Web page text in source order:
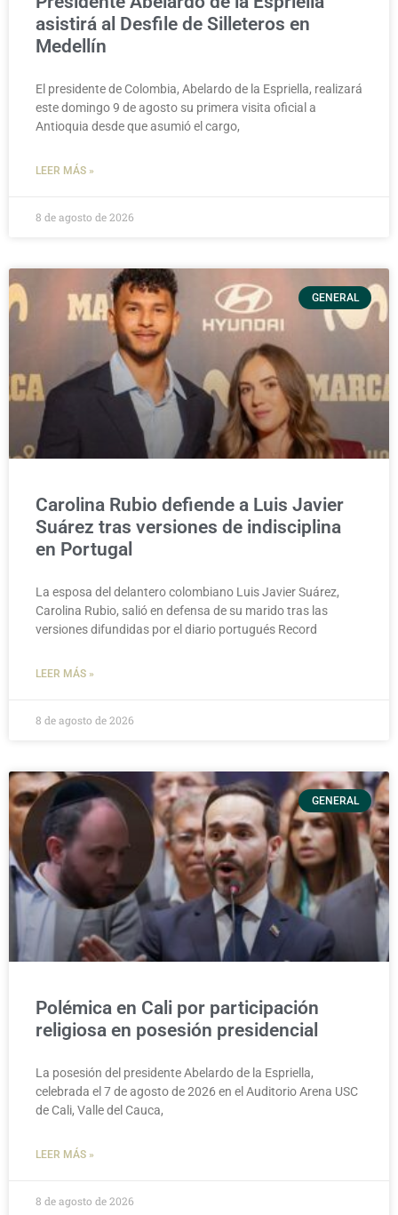
asistirá al Desfile de Silleteros en
Medellín
El presidente de Colombia, Abelardo de la Espriella, realizará
este domingo 9 de agosto su primera visita oficial a
Antioquia desde que asumió el cargo,
LEER MÁS »
8 de agosto de 2026
GENERAL
Carolina Rubio defiende a Luis Javier
Suárez tras versiones de indisciplina
en Portugal
La esposa del delantero colombiano Luis Javier Suárez,
Carolina Rubio, salió en defensa de su marido tras las
versiones difundidas por el diario portugués Record
LEER MÁS »
8 de agosto de 2026
GENERAL
Polémica en Cali por participación
religiosa en posesión presidencial
La posesión del presidente Abelardo de la Espriella,
celebrada el 7 de agosto de 2026 en el Auditorio Arena USC
de Cali, Valle del Cauca,
LEER MÁS »
8 de agosto de 2026